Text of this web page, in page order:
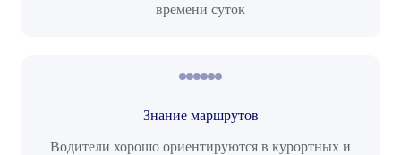
времени суток
Знание маршрутов
Водители хорошо ориентируются в курортных и